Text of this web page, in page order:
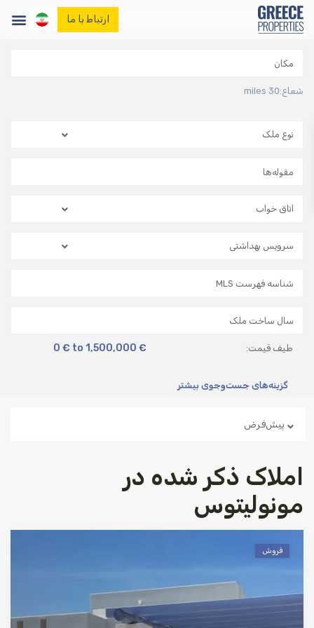
ارتباط با ما
صفحه اصلی
املاک
وبلاگ ما
شعاع:30 miles
نوع ملک
اتاق خواب
سرویس بهداشتی
طیف قیمت: 0 € to 1,500,000 €
گزینه‌های جست‌وجوی بیشتر
پیش‌فرض
املاک ذکر شده در
مونولیتوس
فروش